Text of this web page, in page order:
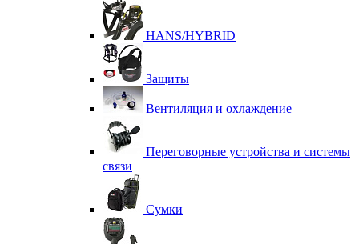
HANS/HYBRID
Защиты
Вентиляция и охлаждение
Переговорные устройства и системы
связи
Сумки